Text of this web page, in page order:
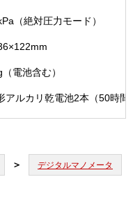
（絶対圧力モード）
電池含む）
アルカリ乾電池2本（50時間
デジタルマノメータ